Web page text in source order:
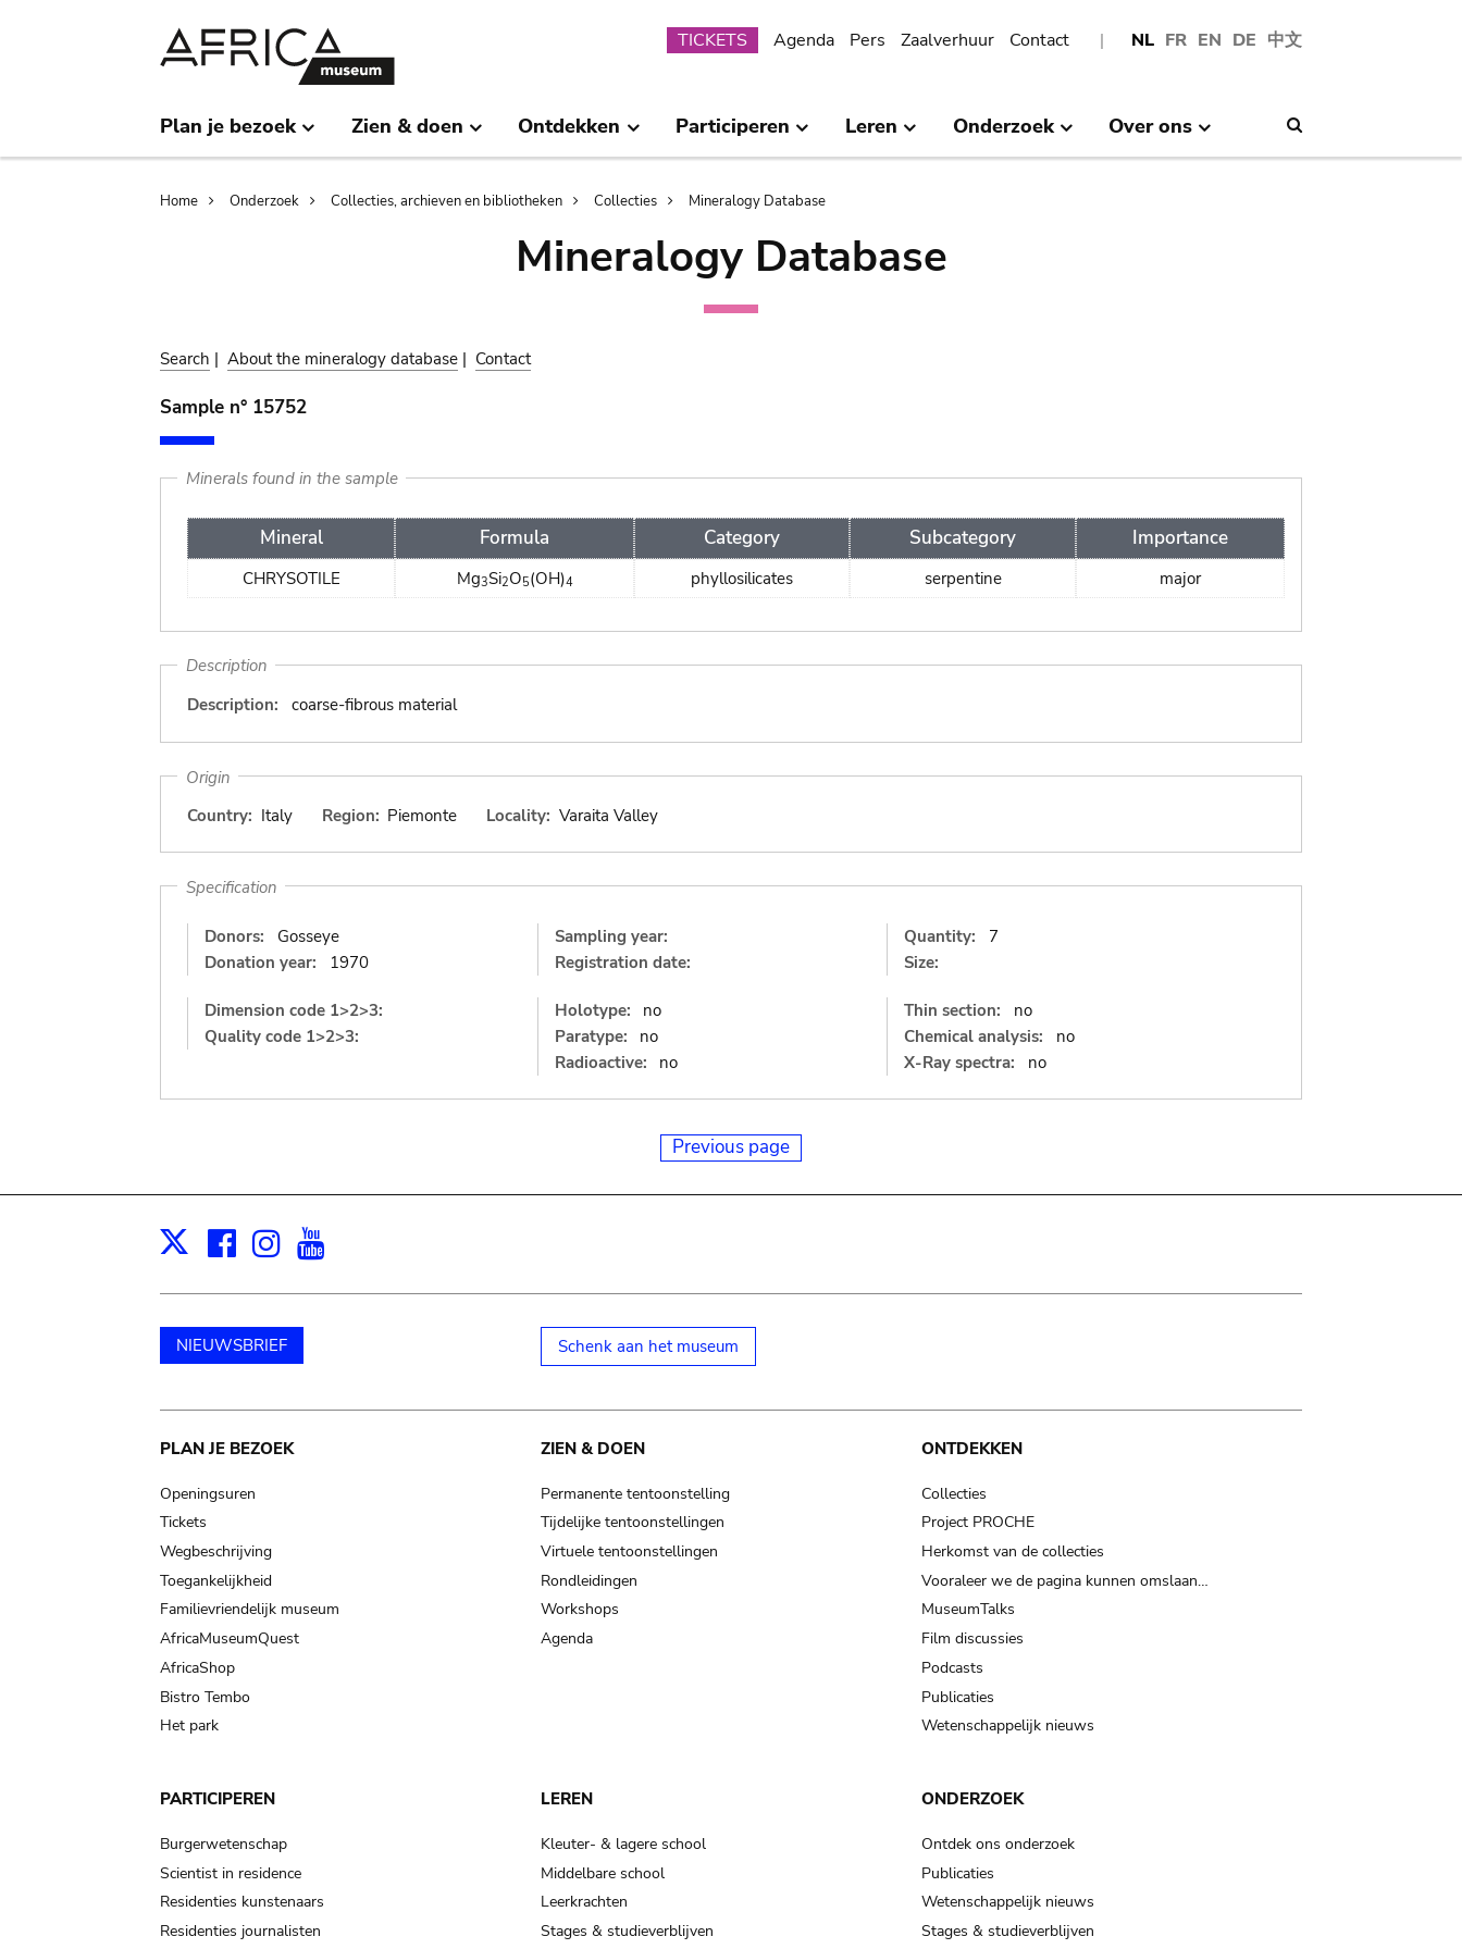
NL FR EN DE 中文
Submenu
TICKETS Agenda Pers Zaalverhuur Contact
Plan je bezoek Zien & doen Ontdekken Participeren Leren Onderzoek Over ons
Breadcrumb
Home Onderzoek Collecties, archieven en bibliotheken Collecties Mineralogy Database
Mineralogy Database
Search | About the mineralogy database | Contact
Sample n° 15752
Minerals found in the sample
Mineral Formula Category Subcategory Importance
CHRYSOTILE Mg3Si2O5(OH)4 phyllosilicates serpentine major
Description
Description:
coarse-fibrous material
Origin
Country: Italy Region: Piemonte Locality: Varaita Valley
Specification
Donors:
Gosseye
Donation year:
1970
Sampling year:
Registration date:
Quantity:
7
Size:
Dimension code 1>2>3:
Quality code 1>2>3:
Holotype:
no
Paratype:
no
Radioactive:
no
Thin section:
no
Chemical analysis:
no
X-Ray spectra:
no
Previous page
X Facebook
Instagram
NIEUWSBRIEF Schenk aan het museum
Main
navigation
PLAN JE BEZOEK
Openingsuren
Tickets
Wegbeschrijving
Toegankelijkheid
Familievriendelijk museum
AfricaMuseumQuest
AfricaShop
Bistro Tembo
Het park
ZIEN & DOEN
Permanente tentoonstelling
Tijdelijke tentoonstellingen
Virtuele tentoonstellingen
Rondleidingen
Workshops
Agenda
ONTDEKKEN
Collecties
Project PROCHE
Herkomst van de collecties
Vooraleer we de pagina kunnen omslaan…
MuseumTalks
Film discussies
Podcasts
Publicaties
Wetenschappelijk nieuws
PARTICIPEREN
Burgerwetenschap
Scientist in residence
Residenties kunstenaars
Residenties journalisten
LEREN
Kleuter- & lagere school
Middelbare school
Leerkrachten
Stages & studieverblijven
ONDERZOEK
Ontdek ons onderzoek
Publicaties
Wetenschappelijk nieuws
Stages & studieverblijven